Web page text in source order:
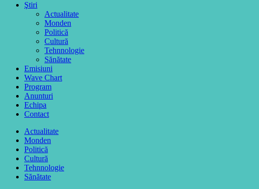
Ştiri
Actualitate
Monden
Politică
Cultură
Tehnnologie
Sănătate
Emisiuni
Wave Chart
Program
Anunturi
Echipa
Contact
Actualitate
Monden
Politică
Cultură
Tehnnologie
Sănătate